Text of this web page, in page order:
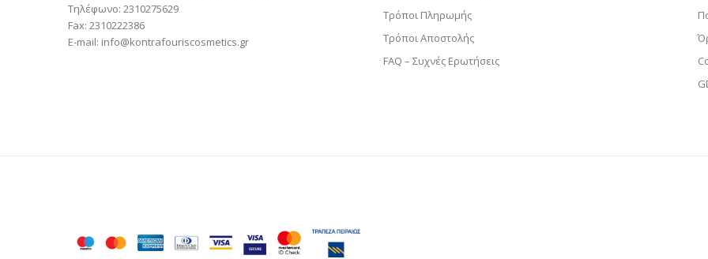
Τηλέφωνο: 2310275629
Fax: 2310222386
E-mail: info@kontrafouriscosmetics.gr
Τρόποι Πληρωμής
Τρόποι Αποστολής
FAQ – Συχνές Ερωτήσεις